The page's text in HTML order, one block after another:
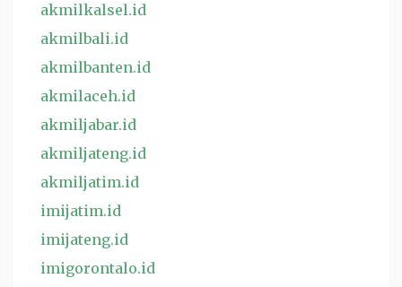
akmilkalsel.id
akmilbali.id
akmilbanten.id
akmilaceh.id
akmiljabar.id
akmiljateng.id
akmiljatim.id
imijatim.id
imijateng.id
imigorontalo.id